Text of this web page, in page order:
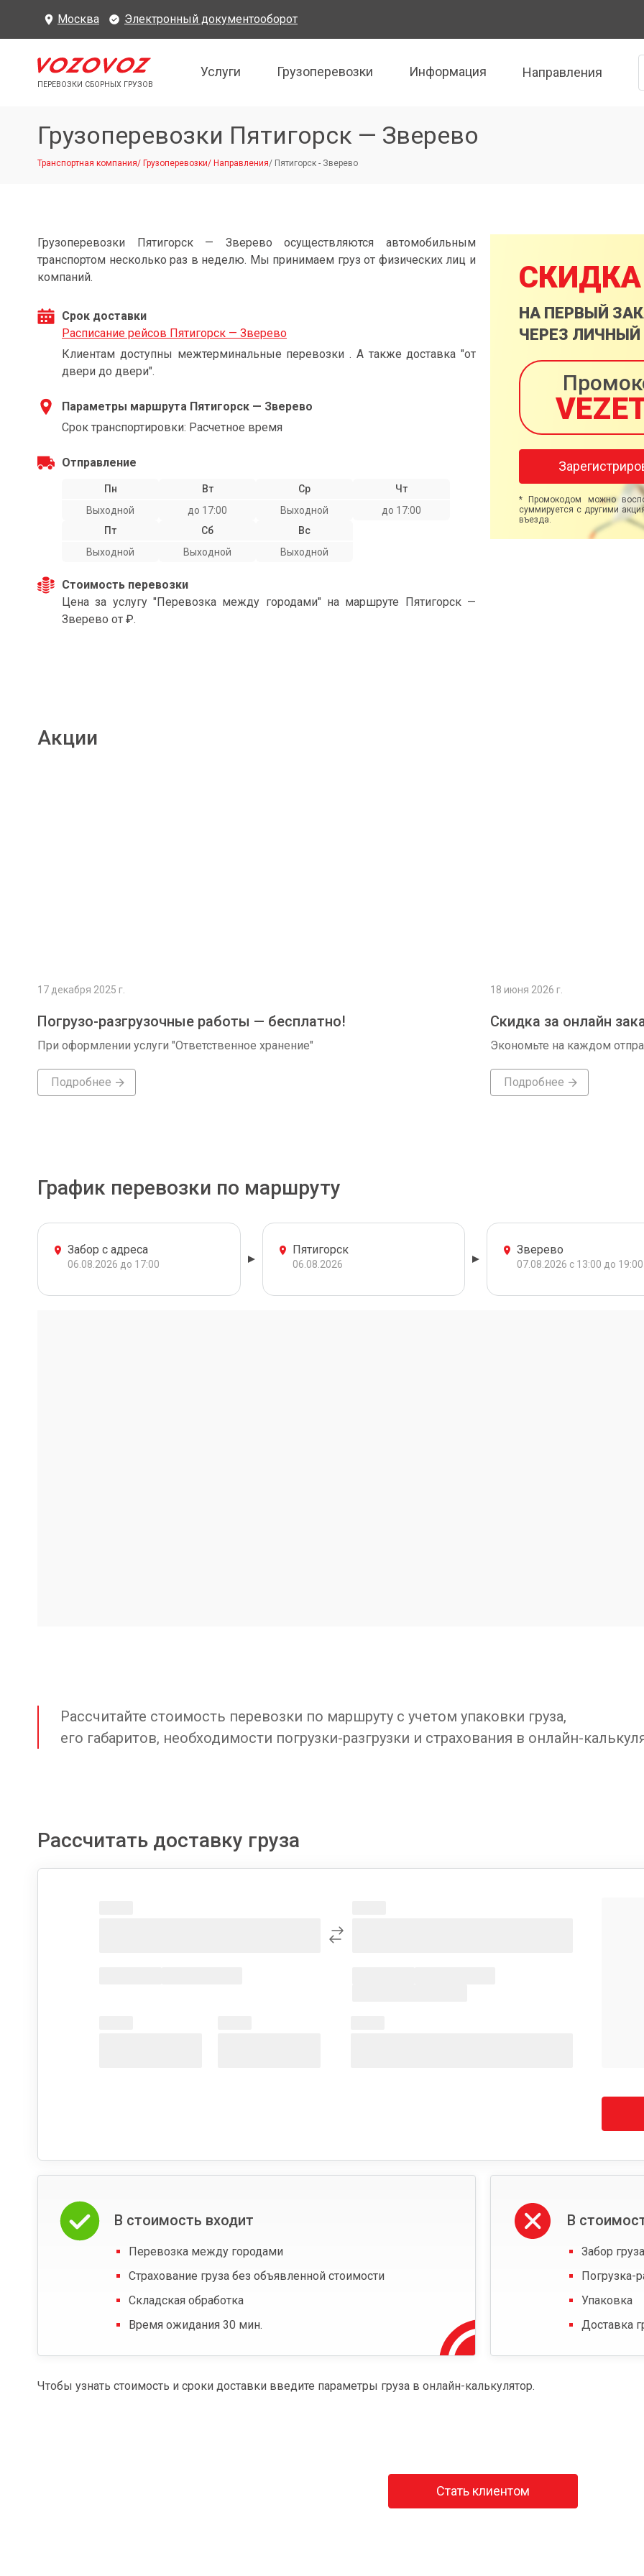
Москва Электронный документооборот
ПЕРЕВОЗКИ СБОРНЫХ ГРУЗОВ
Услуги Грузоперевозки Информация Направления
Грузоперевозки Пятигорск — Зверево
Транспортная компания/ Грузоперевозки/ Направления/ Пятигорск - Зверево
Грузоперевозки Пятигорск — Зверево осуществляются автомобильным
транспортом несколько раз в неделю. Мы принимаем груз от физических лиц и
компаний.
Срок доставки
Расписание рейсов Пятигорск — Зверево
Клиентам доступны межтерминальные перевозки . А также доставка "от
двери до двери".
Параметры маршрута Пятигорск — Зверево
Срок транспортировки: Расчетное время
Отправление
Пн
Выходной
Вт
до 17:00
Ср
Выходной
Чт
до 17:00
Пт
Выходной
Сб
Выходной
Вс
Выходной
Стоимость перевозки
Цена за услугу "Перевозка между городами" на маршруте Пятигорск —
Зверево от ₽.
СКИДКА
НА ПЕРВЫЙ
ЧЕРЕЗ ЛИЧНЫЙ
* Промокодом можно
суммируется с другими
въезда.
Акции
17 декабря 2025 г.
Погрузо-разгрузочные работы — бесплатно!
При оформлении услуги "Ответственное хранение"
Подробнее
18 июня 2026 г.
Скидка за онлайн
Экономьте на каждом
Подробнее
График перевозки по маршруту
Забор с адреса
06.08.2026 до 17:00
Пятигорск
06.08.2026
Зверево
07.08.2026 с 13:00 до 19:00
Рассчитайте стоимость перевозки по маршруту с учетом упаковки груза,
его габаритов, необходимости погрузки-разгрузки и страхования в онлайн-
Рассчитать доставку груза
В стоимость входит
Перевозка между городами
Страхование груза без объявленной стоимости
Складская обработка
Время ожидания 30 мин.
В
Забор
Погрузка-
Упаковка
Доставка
Чтобы узнать стоимость и сроки доставки введите параметры груза в онлайн-калькулятор.
Стать клиентом